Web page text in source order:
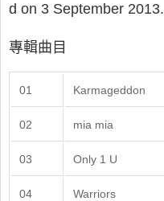
d on 3 September 2013.
專輯曲目
01 Karmageddon
02 mia mia
03 Only 1 U
04 Warriors